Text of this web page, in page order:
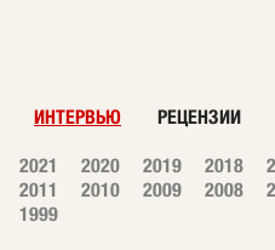
ИНТЕРВЬЮ РЕЦЕНЗИИ
2021 2020 2019 2018
2011 2010 2009 2008
1999